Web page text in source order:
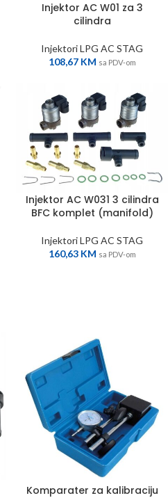
Injektor AC W01 za 3
cilindra
Injektori LPG AC STAG
108,67 KM sa PDV-om
Injektor AC W031 3 cilindra
BFC komplet (manifold)
Injektori LPG AC STAG
160,63 KM sa PDV-om
Komparater za kalibraciju